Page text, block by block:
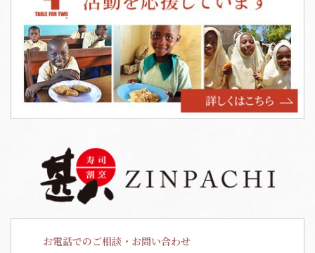
お電話でのご相談・お問い合わせ